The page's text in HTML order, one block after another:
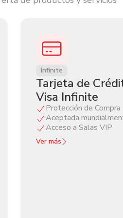
Infinite
Tarjeta de
Visa Infinite
Protección de Compra
Aceptada
Acceso a Salas VIP
Ver más